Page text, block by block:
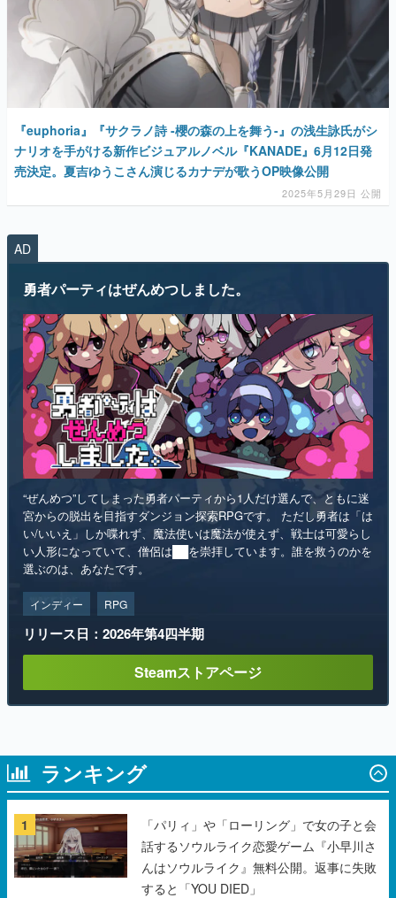
『euphoria』『サクラノ詩 -櫻の森の上を舞う-』の浅生詠氏がシ
ナリオを手がける新作ビジュアルノベル『KANADE』6月12日発
売決定。夏吉ゆうこさん演じるカナデが歌うOP映像公開
2025年5月29日 公開
AD
“ぜんめつ”してしまった勇者パーティから1人だけ選んで、ともに迷
宮からの脱出を目指すダンジョン探索RPGです。 ただし勇者は「は
い/いいえ」しか喋れず、魔法使いは魔法が使えず、戦士は可愛らし
い人形になっていて、僧侶は██を崇拝しています。誰を救うのかを
選ぶのは、あなたです。
インディー RPG
リリース日：2026年第4四半期
ランキング
1
「パリィ」や「ローリング」で女の子と会
話するソウルライク恋愛ゲーム『小早川さ
んはソウルライク』無料公開。返事に失敗
すると「YOU DIED」
2
『機動戦士ガンダム』の「シャア専用ザク
Ⅱ」をイメージした散水ホースリールが予